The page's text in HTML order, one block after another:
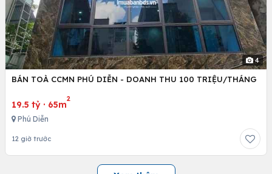
4
BÁN TOÀ CCMN PHÚ DIỄN - DOANH THU 100 TRIỆU/THÁNG
19.5 tỷ · 65m
2
Phú Diễn
12 giờ trước